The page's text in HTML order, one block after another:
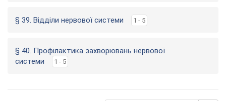
§ 39. Відділи нервової системи 1 - 5
§ 40. Профілактика захворювань нервової
системи
1 - 5